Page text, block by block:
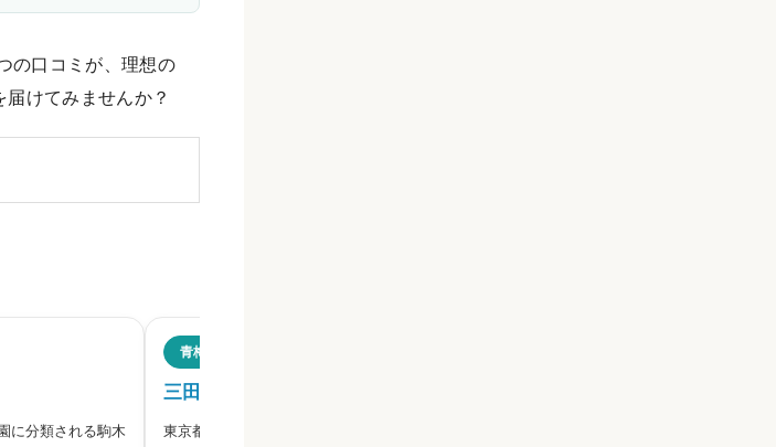
の口コミが、理想の
けてみませんか？
に分類される駒木
青梅市
三田保育園
東京都青梅市にある認可保育園に分類される三田